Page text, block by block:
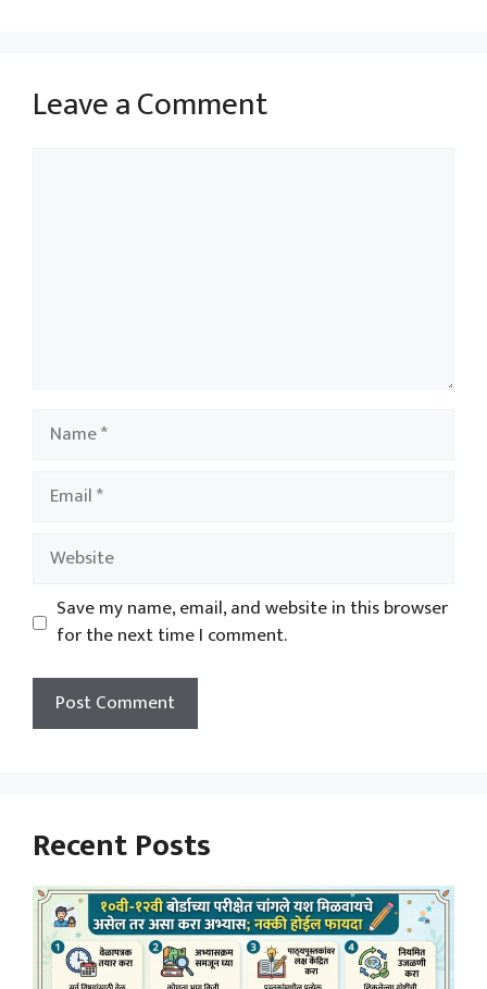
Leave a Comment
Name
Email
Website
Save my name, email, and website in this browser
for the next time I comment.
Recent Posts